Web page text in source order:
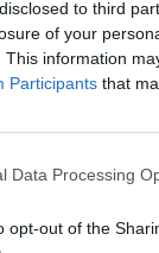
to third
of your
This information
Participants that
Data Processing
opt-out of the
λόγω
των